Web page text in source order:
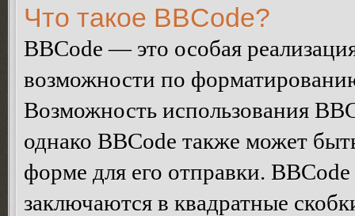
Что такое BBCode?
BBCode — это особая
возможности по
Возможность использования
однако BBCode также может
форме для его отправки.
заключаются в квадратные